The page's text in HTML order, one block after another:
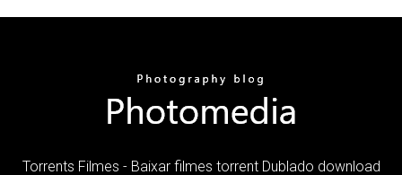
Torrents Filmes - Baixar filmes torrent Dublado download